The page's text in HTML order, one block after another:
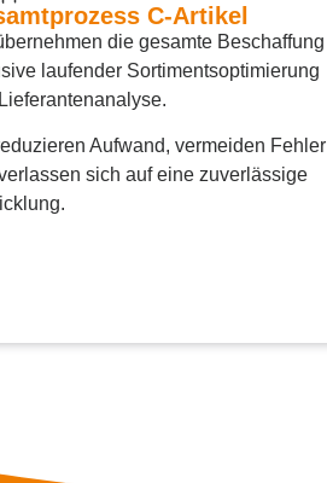
C-Artikel
die gesamte Beschaffung
laufender Sortimentsoptimierung
Aufwand, vermeiden Fehler
sich auf eine zuverlässige